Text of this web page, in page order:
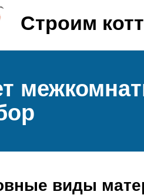
Строим
виды